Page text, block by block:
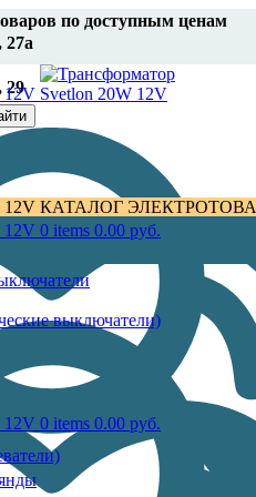
по доступным ценам
27а
29
0 items 0.00 руб.
0 items 0.00 руб.
КАТАЛОГ
выключатели)